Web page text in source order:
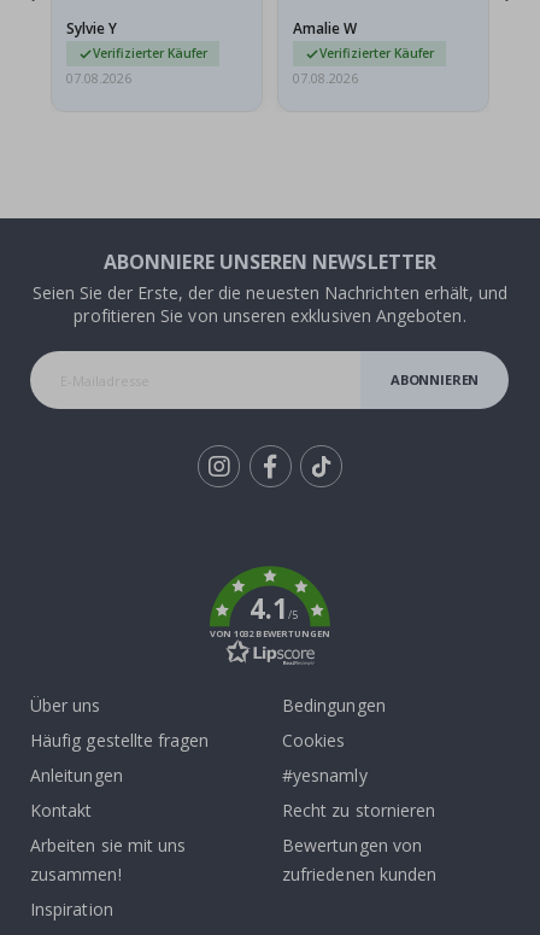
sie…
Sylvie Y
Verifizierter Käufer
07.08.2026
Amalie W
Verifizierter Käufer
07.08.2026
ABONNIERE UNSEREN NEWSLETTER
Seien Sie der Erste, der die neuesten Nachrichten erhält, und
profitieren Sie von unseren exklusiven Angeboten.
ABONNIEREN
4.1/5
VON 1032 BEWERTUNGEN
Über uns
Häufig gestellte fragen
Anleitungen
Kontakt
Arbeiten sie mit uns
zusammen!
Inspiration
Bedingungen
Cookies
#yesnamly
Recht zu stornieren
Bewertungen von
zufriedenen kunden